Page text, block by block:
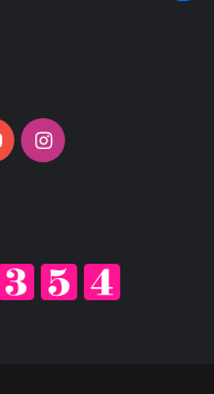
YouTubeInstagram